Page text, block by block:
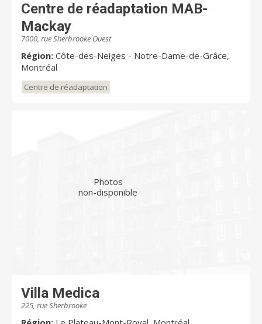
Centre de réadaptation MAB-
Mackay
7000, rue Sherbrooke Ouest
Région: Côte-des-Neiges - Notre-Dame-de-Grâce,
Montréal
Centre de réadaptation
Photos
non-disponible
Villa Medica
225, rue Sherbrooke